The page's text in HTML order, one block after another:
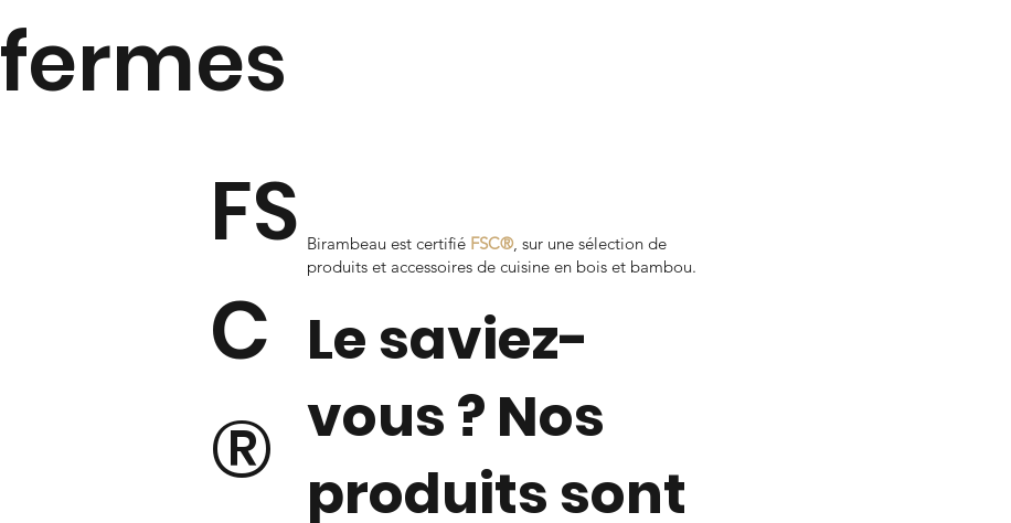
fermes
FS
C
®
Birambeau est certifié FSC®, sur une sélection de
produits et accessoires de cuisine en bois et bambou.
Le saviez-
vous ? Nos
produits sont